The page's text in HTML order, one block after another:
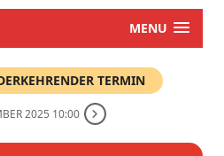
MENU
TERMIN
2025 10:00